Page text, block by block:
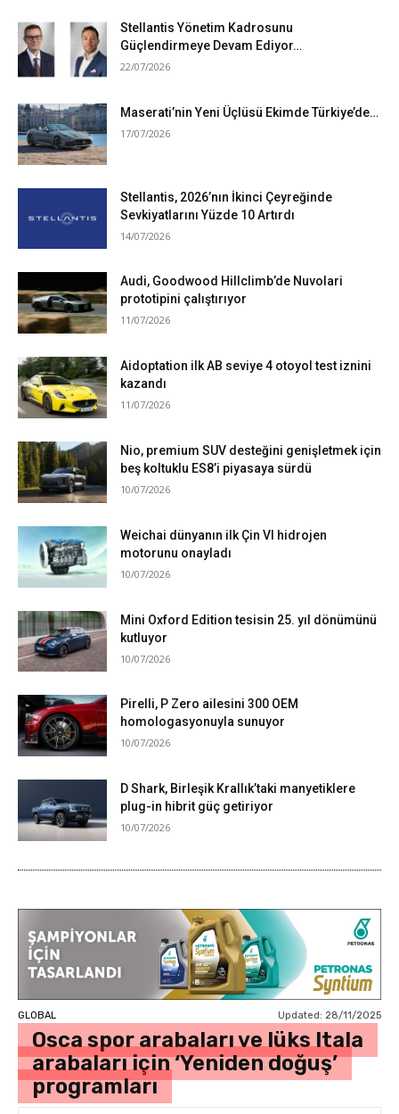
Stellantis Yönetim Kadrosunu
Güçlendirmeye Devam Ediyor…
22/07/2026
Maserati’nin Yeni Üçlüsü Ekimde Türkiye’de…
17/07/2026
Stellantis, 2026’nın İkinci Çeyreğinde
Sevkiyatlarını Yüzde 10 Artırdı
14/07/2026
Audi, Goodwood Hillclimb’de Nuvolari
prototipini çalıştırıyor
11/07/2026
Aidoptation ilk AB seviye 4 otoyol test iznini
kazandı
11/07/2026
Nio, premium SUV desteğini genişletmek için
beş koltuklu ES8’i piyasaya sürdü
10/07/2026
Weichai dünyanın ilk Çin VI hidrojen
motorunu onayladı
10/07/2026
Mini Oxford Edition tesisin 25. yıl dönümünü
kutluyor
10/07/2026
Pirelli, P Zero ailesini 300 OEM
homologasyonuyla sunuyor
10/07/2026
D Shark, Birleşik Krallık’taki manyetiklere
plug-in hibrit güç getiriyor
10/07/2026